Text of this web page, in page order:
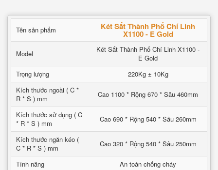
Tên sản phẩm Két Sắt Thành Phố Chí Linh
X1100 - E Gold
Model
Két Sắt Thành Phố Chí Linh X1100 -
E Gold
Trọng lượng
220Kg ± 10Kg
Kích thước ngoài ( C *
R * S ) mm
Cao 1100 * Rộng 670 * Sâu 460mm
Kích thước sử dụng ( C
* R * S ) mm
Cao 690 * Rộng 540 * Sâu 260mm
Kích thước ngăn kéo (
C * R * S ) mm
Cao 320 * Rộng 540 * Sâu 250mm
Tính năng
An toàn chống cháy